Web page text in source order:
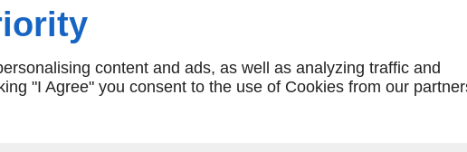
D'OUVERTURE
au Sam 9h - 18h (journée continue)
Accueil
content and ads, as well as analyzing traffic and
"I Agree" you consent to the use of Cookies from our